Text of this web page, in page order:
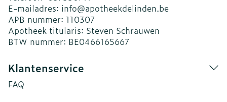
E-mailadres: info@apotheekdelinden.be
APB nummer: 110307
Apotheek titularis: Steven Schrauwen
BTW nummer: BE0466165667
Klantenservice
FAQ